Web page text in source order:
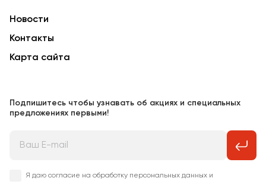
Новости
Контакты
Карта сайта
Подпишитесь чтобы узнавать об акциях и специальных
предложениях первыми!
Я даю согласие на обработку персональных данных и